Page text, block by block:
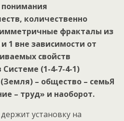
понимания
количественно
фракталы из
и 1 вне зависимости от
свойств
(1-4-7-4-1)
– общество – семьЯ
– труд» и наоборот.
установку на